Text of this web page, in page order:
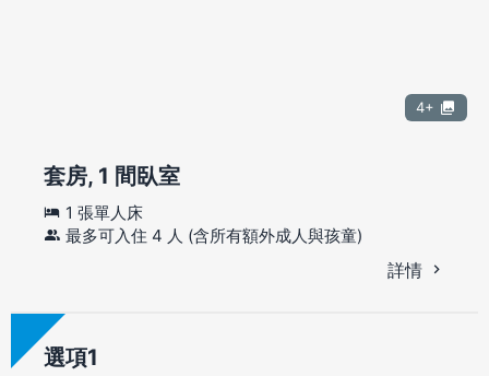
4+
套房, 1 間臥室
1 張單人床
最多可入住 4 人 (含所有額外成人與孩童)
詳情
選項